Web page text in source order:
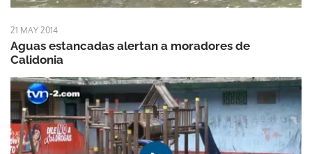
21 MAY 2014
Aguas estancadas alertan a moradores de
Calidonia